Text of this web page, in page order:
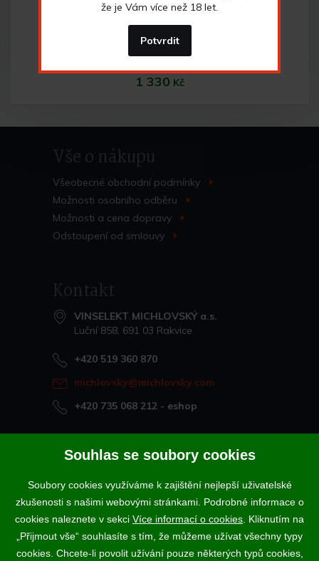
Saint Laurent pozdní sběr
pozdní sběr
1 330 Kč
Do košíku
Vše o nákupu
Všeobecné obchodní podmínky
Možnosti osobního odběru
Možnosti a cena dopravy
Odstoupení od smlouvy
Kontakt
VINSELEKT MICHLOVSKÝ a.s.
Luční 858, 691 03 Rakvice
+420 519 360 870
michlovsky@michlovsky.com
+420 735 068 212 - eshop
Naše vína offline
Vinotéka Rakvice
>
Vinotéky a degustační centra
>
Podle zákona o evidenci tržeb je prodávající povinen vystavit
kupujícímu účtenku. Zároveň je povinen zaevidovat přijatou tržbu u
že je Vám více než 18 let.
Potvrdit
Souhlas se soubory cookies
Soubory cookies využíváme k zajištění nejlepší uživatelské
zkušenosti s našimi webovými stránkami. Podrobné informace o
cookies naleznete v sekci Více informací o cookies . Kliknutím na
„Přijmout vše“ souhlasíte s tím, že můžeme užívat všechny typy
cookies. Chcete-li povolit užívání pouze některých typů cookies,